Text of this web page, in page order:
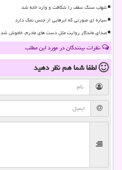
شهاب سنگ سقف را شکافت و وارد خانه شد
سیاره ای صورتی که ابرهایی از جنس نمک دارد
صدای ماندگار روایت مثل دست های مادرم، خاموش شد
نظرات بینندگان در مورد این مطلب
لطفا شما همنظر دهید